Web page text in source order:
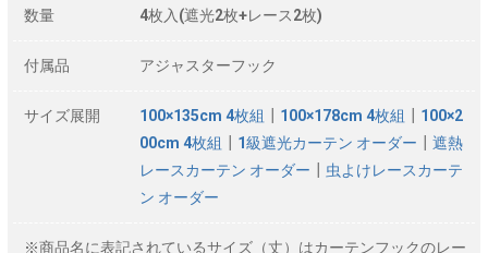
数量 4枚入(遮光2枚+レース2枚)
付属品 アジャスターフック
サイズ展開 100×135cm 4枚組 100×178cm 4枚組
100×2
00cm 4枚組
1級遮光カーテン オーダー
遮熱
レースカーテン オーダー
虫よけレースカーテ
ン オーダー
※商品名に表記されているサイズ（丈）はカーテンフックのレー